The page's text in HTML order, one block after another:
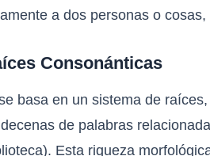
a dos personas o
Consonánticas
basa en un sistema de
de palabras
Esta riqueza